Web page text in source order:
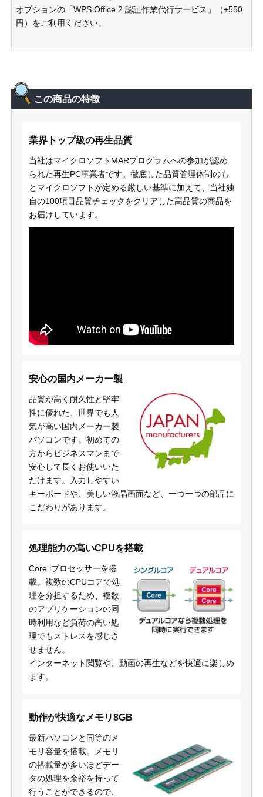
オプションの「WPS Office 2 認証作業代行サービス」（+550
円）をご利用ください。
この商品の特徴
業界トップ級の再生品質
当社はマイクロソフトMARプログラムへの参加が認め
られた再生PC事業者です。徹底した品質管理体制のも
とマイクロソフトが定める厳しい基準に加えて、当社独
自の100項目品質チェックをクリアした高品質の商品を
お届けしています。
安心の国内メーカー製
品質が高く耐久性と堅牢
性に優れた、世界でも人
気が高い国内メーカー製
パソコンです。初めての
方からビジネスマンまで
安心して長くお使いいた
だけます。入力しやすい
キーボードや、美しい液晶画面など、一つ一つの部品に
こだわりがあります。
処理能力の高いCPUを搭載
Core iプロセッサーを搭
載。複数のCPUコアで処
理を分担するため、複数
のアプリケーションの同
時利用など負荷の高い処
理でもストレスを感じさ
せません。
インターネット閲覧や、動画の再生などを快適に楽しめ
ます。
動作が快適なメモリ8GB
最新パソコンと同等のメ
モリ容量を搭載。メモリ
の搭載量が多いほどデー
タの処理を余裕を持って
行うことができるので、